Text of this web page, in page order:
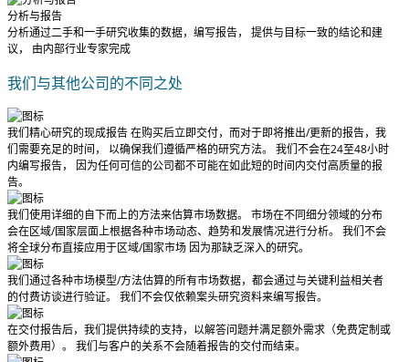
分析与报告
分析通过二手和一手研究收集的数据，编写报告， 提供与目标一致的结论和建
议， 由内部行业专家完成
我们与其他公司的不同之处
我们精心研究的现成报告在购买后立即交付，而对于即将推出/更新的报告，我
们需要充足的时间， 以确保我们遵循严格的研究方法。 我们不会在24至48小时
内编写报告， 因为任何可信的公司都不可能在如此短的时间内交付高质量的报
告。
我们使用详细的自下而上的方法来估算市场数据。 市场在不同细分领域的分布
会在区域/国家层面上根据各种市场动态、趋势和发展情况进行分析。 我们不会
将全球分布直接应用于区域/国家市场 因为那缺乏深入的研究。
我们通过各种市场模型/方法估算的所有市场数据，都会通过与关键利益相关者
的付费访谈进行验证。 我们不会仅依赖案头研究资料来编写报告。
在交付报告后，我们提供持续的支持，以解答问题并满足额外需求（免费定制或
额外费用）。 我们与客户的关系不会随着报告的交付而结束。